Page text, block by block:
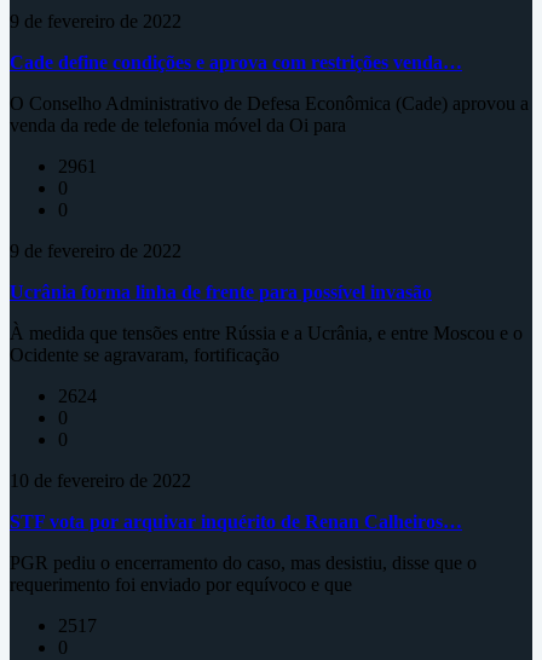
9 de fevereiro de 2022
Cade define condições e aprova com restrições venda…
O Conselho Administrativo de Defesa Econômica (Cade) aprovou a
venda da rede de telefonia móvel da Oi para
2961
0
0
9 de fevereiro de 2022
Ucrânia forma linha de frente para possível invasão
À medida que tensões entre Rússia e a Ucrânia, e entre Moscou e o
Ocidente se agravaram, fortificação
2624
0
0
10 de fevereiro de 2022
STF vota por arquivar inquérito de Renan Calheiros…
PGR pediu o encerramento do caso, mas desistiu, disse que o
requerimento foi enviado por equívoco e que
2517
0